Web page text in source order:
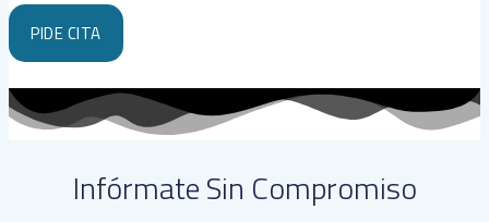
PIDE CITA
Infórmate Sin Compromiso